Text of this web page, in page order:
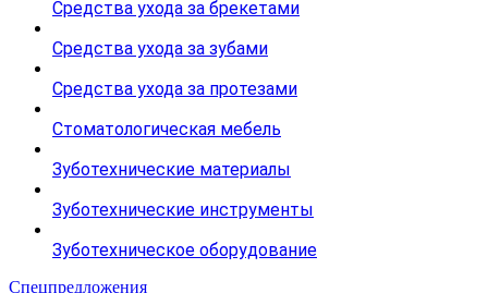
Средства ухода за брекетами
Средства ухода за зубами
Средства ухода за протезами
Стоматологическая мебель
Зуботехнические материалы
Зуботехнические инструменты
Зуботехническое оборудование
Спецпредложения